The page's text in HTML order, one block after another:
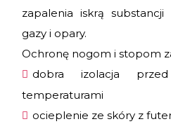
zapalenia iskrą
gazy i opary.
Ochronę nogom i stopom
dobra izolacja
temperaturami
ocieplenie ze skóry z